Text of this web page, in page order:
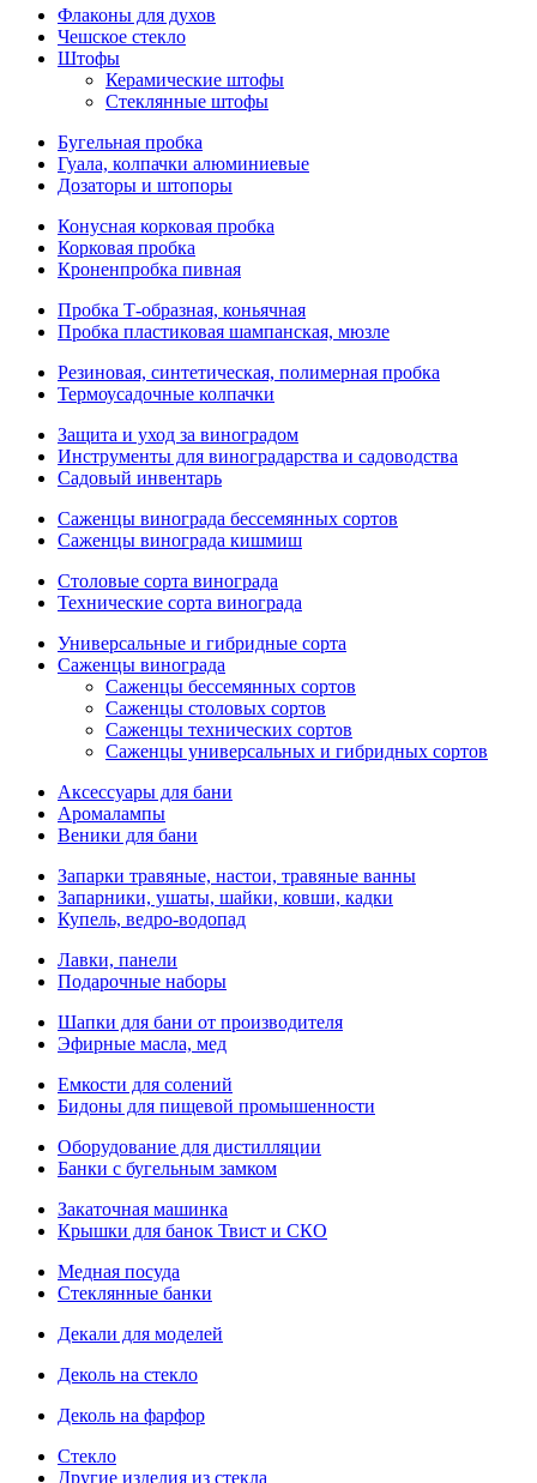
Флаконы для духов
Чешское стекло
Штофы
Керамические штофы
Стеклянные штофы
Бугельная пробка
Гуала, колпачки алюминиевые
Дозаторы и штопоры
Конусная корковая пробка
Корковая пробка
Кроненпробка пивная
Пробка Т-образная, коньячная
Пробка пластиковая шампанская, мюзле
Резиновая, синтетическая, полимерная пробка
Термоусадочные колпачки
Защита и уход за виноградом
Инструменты для виноградарства и садоводства
Садовый инвентарь
Саженцы винограда бессемянных сортов
Саженцы винограда кишмиш
Столовые сорта винограда
Технические сорта винограда
Универсальные и гибридные сорта
Саженцы винограда
Саженцы бессемянных сортов
Саженцы столовых сортов
Саженцы технических сортов
Саженцы универсальных и гибридных сортов
Аксессуары для бани
Аромалампы
Веники для бани
Запарки травяные, настои, травяные ванны
Запарники, ушаты, шайки, ковши, кадки
Купель, ведро-водопад
Лавки, панели
Подарочные наборы
Шапки для бани от производителя
Эфирные масла, мед
Емкости для солений
Бидоны для пищевой промышенности
Оборудование для дистилляции
Банки с бугельным замком
Закаточная машинка
Крышки для банок Твист и СКО
Медная посуда
Стеклянные банки
Декали для моделей
Деколь на стекло
Деколь на фарфор
Стекло
Другие изделия из стекла